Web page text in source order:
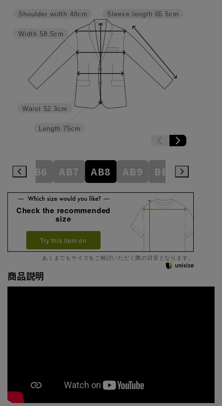
Sleeve length 65.5cm
Length 75cm
Waist 52.3cm
Width 58.5cm
Shoulder width 48cm
AB6 AB7 AB8 AB9 BE3 BE4
Check the recommended
size
Try this item on
あくまでもサイズをご検討いただく際の目安となります。
商品説明